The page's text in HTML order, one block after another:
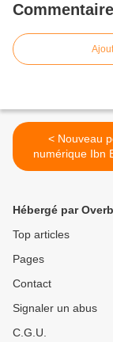
< Nouveau portail
numérique Ibn
Maison des
Hébergé par
Top articles
Pages
Contact
Signaler un abus
C.G.U.